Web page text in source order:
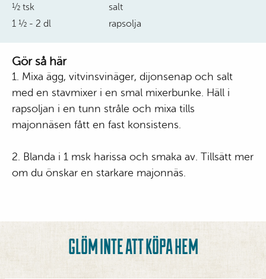
½ tsk
salt
1 ½ - 2 dl
rapsolja
Gör så här
1. Mixa ägg, vitvinsvinäger, dijonsenap och salt
med en stavmixer i en smal mixerbunke. Häll i
rapsoljan i en tunn stråle och mixa tills
majonnäsen fått en fast konsistens.
2. Blanda i 1 msk harissa och smaka av. Tillsätt mer
om du önskar en starkare majonnäs.
GLÖM INTE ATT KÖPA HEM